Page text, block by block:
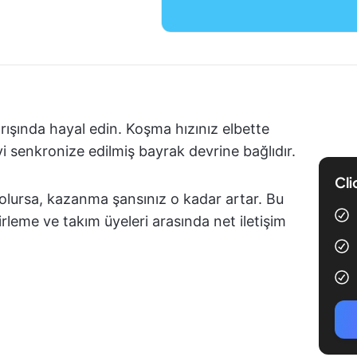
hayal edin. Koşma hızınız elbette
edilmiş bayrak devrine bağlıdır.
kazanma şansınız o kadar artar. Bu
ve takım üyeleri arasında net iletişim